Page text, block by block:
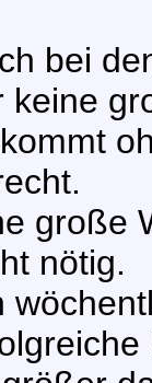
bei
keine
große
nötig.